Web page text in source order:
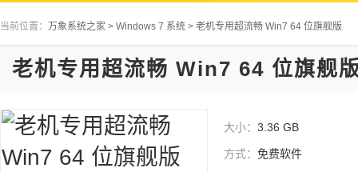
当前位置： 万象系统之家 > Windows 7 系统 > 老机专用超流畅 Win7 64 位旗舰版
老机专用超流畅 Win7 64 位旗舰
大小： 3.36 GB
方式： 免费软件